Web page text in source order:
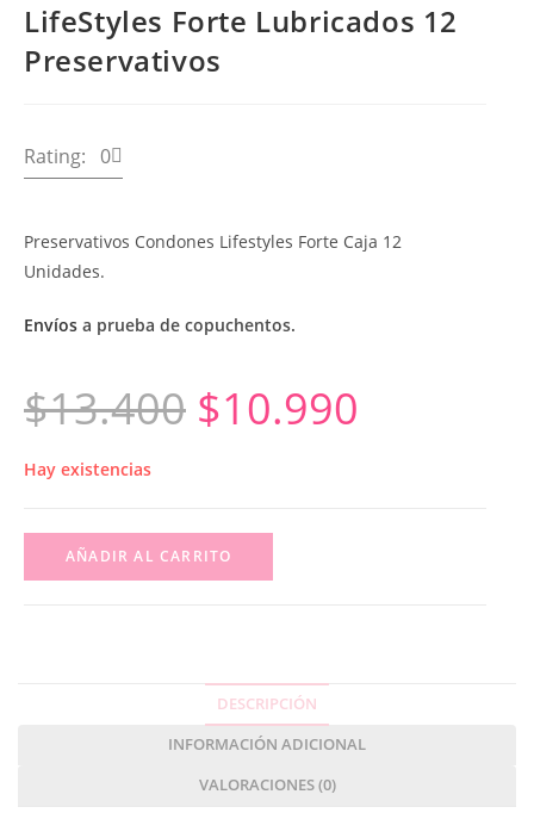
LifeStyles Forte Lubricados 12
Preservativos
Rating: 0
Preservativos Condones Lifestyles Forte Caja 12
Unidades.
Envíos a prueba de copuchentos.
$13.400 $10.990
Hay existencias
AÑADIR AL CARRITO
DESCRIPCIÓN
INFORMACIÓN ADICIONAL
VALORACIONES (0)